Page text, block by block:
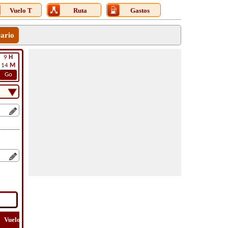
Vuelo T Ruta Gastos
9 H
14 M
Go
Vuelo